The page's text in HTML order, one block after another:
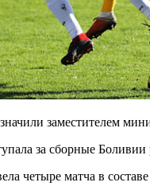
заместителем
за сборные Боливии
четыре матча в